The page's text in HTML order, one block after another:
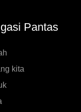
Pantas
kita